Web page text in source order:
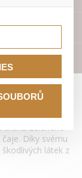
druhů zeleného
Díky svému
látek z